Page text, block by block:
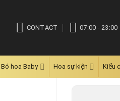
CONTACT 07:00 - 23:00
Bó hoa Baby Hoa sự kiện Kiểu